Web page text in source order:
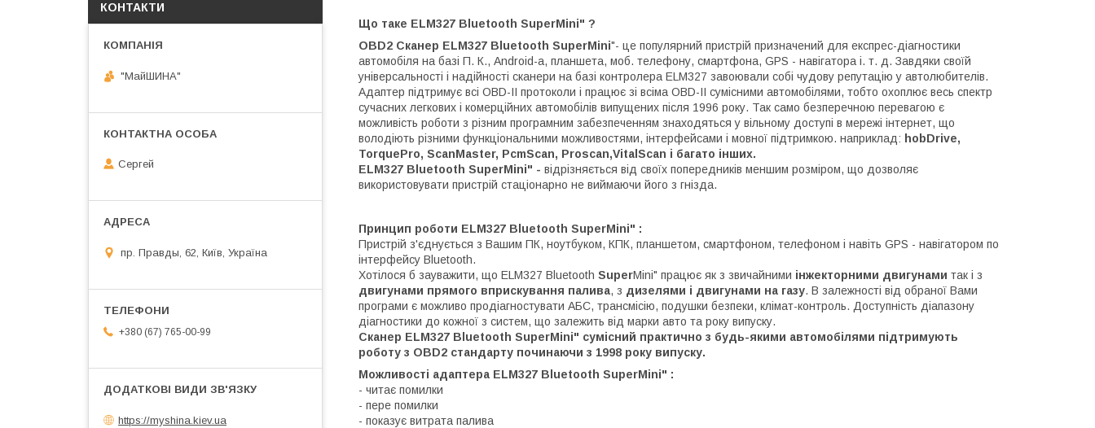
Що таке ELM327 Bluetooth SuperMini" ?
OBD2 Сканер ELM327 Bluetooth SuperMini"- це популярний пристрій призначений для експрес-діагностики
автомобіля на базі П. К., Android-а, планшета, моб. телефону, смартфона, GPS - навігатора і. т. д. Завдяки своїй
універсальності і надійності сканери на базі контролера ELM327 завоювали собі чудову репутацію у автолюбителів.
Адаптер підтримує всі OBD-II протоколи і працює зі всіма OBD-II сумісними автомобілями, тобто охоплює весь спектр
сучасних легкових і комерційних автомобілів випущених після 1996 року. Так само безперечною перевагою є
можливість роботи з різним програмним забезпеченням знаходяться у вільному доступі в мережі інтернет, що
володіють різними функціональними можливостями, інтерфейсами і мовної підтримкою. наприклад: hobDrive,
TorquePro, ScanMaster, PcmScan, Proscan,VitalScan і багато інших.
ELM327 Bluetooth SuperMini" - відрізняється від своїх попередників меншим розміром, що дозволяє
використовувати пристрій стаціонарно не виймаючи його з гнізда.
Принцип роботи ELM327 Bluetooth SuperMini" :
Пристрій з'єднується з Вашим ПК, ноутбуком, КПК, планшетом, смартфоном, телефоном і навіть GPS - навігатором по
інтерфейсу Bluetooth.
Хотілося б зауважити, що ELM327 Bluetooth SuperMini" працює як з звичайними інжекторними двигунами так і з
двигунами прямого вприскування палива, з дизелями і двигунами на газу. В залежності від обраної Вами
програми є можливо продіагностувати АБС, трансмісію, подушки безпеки, клімат-контроль. Доступність діапазону
діагностики до кожної з систем, що залежить від марки авто та року випуску.
Сканер ELM327 Bluetooth SuperMini" сумісний практично з будь-якими автомобілями підтримують
роботу з OBD2 стандарту починаючи з 1998 року випуску.
Можливості адаптера ELM327 Bluetooth SuperMini" :
- читає помилки
- пере помилки
- показує витрата палива
КОНТАКТИ
"МайШИНА"
Сергей
пр. Правды, 62, Київ, Україна
+380 (67) 765-00-99
https://myshina.kiev.ua